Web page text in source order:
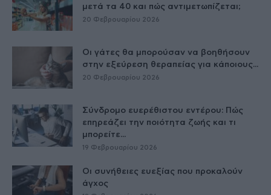
μετά τα 40 και πώς αντιμετωπίζεται;
20 Φεβρουαρίου 2026
Οι γάτες θα μπορούσαν να βοηθήσουν
στην εξεύρεση θεραπείας για κάποιους...
20 Φεβρουαρίου 2026
Σύνδρομο ευερέθιστου εντέρου: Πώς
επηρεάζει την ποιότητα ζωής και τι
μπορείτε...
19 Φεβρουαρίου 2026
Οι συνήθειες ευεξίας που προκαλούν
άγχος